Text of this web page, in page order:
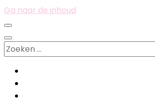
Ga naar de inhoud
Zoeken
naar: